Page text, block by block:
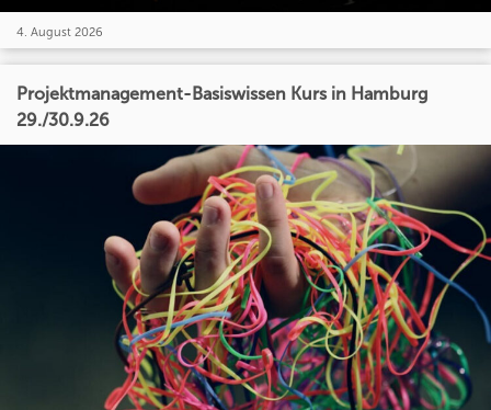
4. August 2026
Projektmanagement-Basiswissen Kurs in Hamburg
29./30.9.26